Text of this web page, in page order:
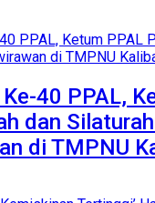
40 PPAL,
dan
di TMPNU